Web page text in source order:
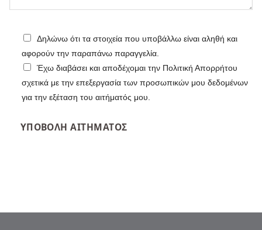
Δηλώνω ότι τα στοιχεία που υποβάλλω είναι αληθή και
αφορούν την παραπάνω παραγγελία.
Έχω διαβάσει και αποδέχομαι την Πολιτική Απορρήτου
σχετικά με την επεξεργασία των προσωπικών μου δεδομένων
για την εξέταση του αιτήματός μου.
ΥΠΟΒΟΛΉ ΑΙΤΉΜΑΤΟΣ